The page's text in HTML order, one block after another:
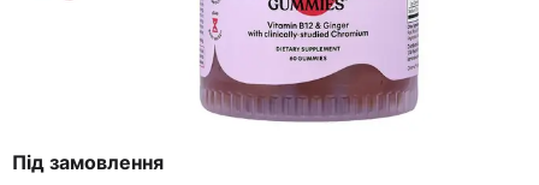
Під замовлення